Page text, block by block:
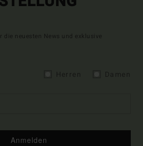
die neuesten News und exklusive
Anmelden